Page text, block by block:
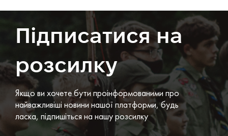
Підписатися на
розсилку
Якщо ви хочете бути проінформованими про
найважливіші новини нашої платформи, будь
ласка, підпишіться на нашу розсилку